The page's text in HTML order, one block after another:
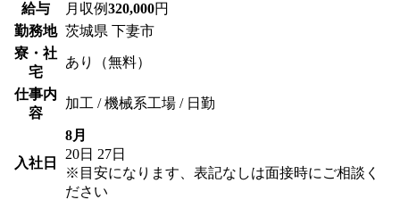
給与 月収例320,000円
勤務地 茨城県 下妻市
寮・社
宅
あり（無料）
仕事内
容
加工 / 機械系工場 / 日勤
入社日
8月
20日 27日
※目安になります、表記なしは面接時にご相談く
ださい